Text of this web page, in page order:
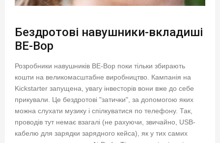
Бездротові навушники-вкладиші
BE-Bop
Розробники навушників BE-Bop поки тільки збирають
кошти на великомасштабне виробництво. Кампанія на
Kickstarter запущена, увагу інвесторів вони вже до себе
прикували. Це бездротові "затички", за допомогою яких
можна слухати музику і спілкуватися по телефону. Так,
проводів тут немає взагалі (не рахуючи, звичайно, USB-
кабелю для зарядки зарядного кейса), як у тих самих